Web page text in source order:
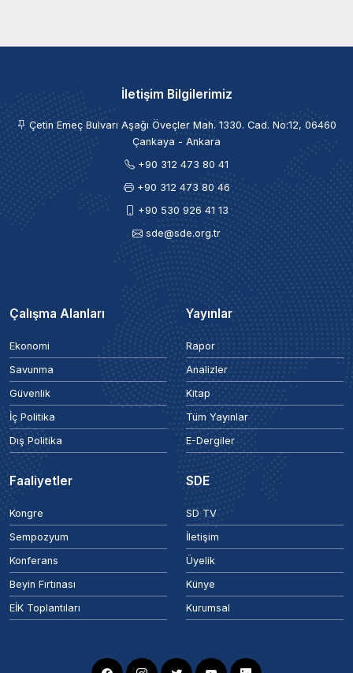
İletişim Bilgilerimiz
Çetin Emeç Bulvarı Aşağı Öveçler Mah. 1330. Cad. No:12, 06460
Çankaya - Ankara
+90 312 473 80 41
+90 312 473 80 46
+90 530 926 41 13
sde@sde.org.tr
Çalışma Alanları
Ekonomi
Savunma
Güvenlik
İç Politika
Dış Politika
Yayınlar
Rapor
Analizler
Kitap
Tüm Yayınlar
E-Dergiler
Faaliyetler
Kongre
Sempozyum
Konferans
Beyin Fırtınası
EİK Toplantıları
SDE
SD TV
İletişim
Üyelik
Künye
Kurumsal